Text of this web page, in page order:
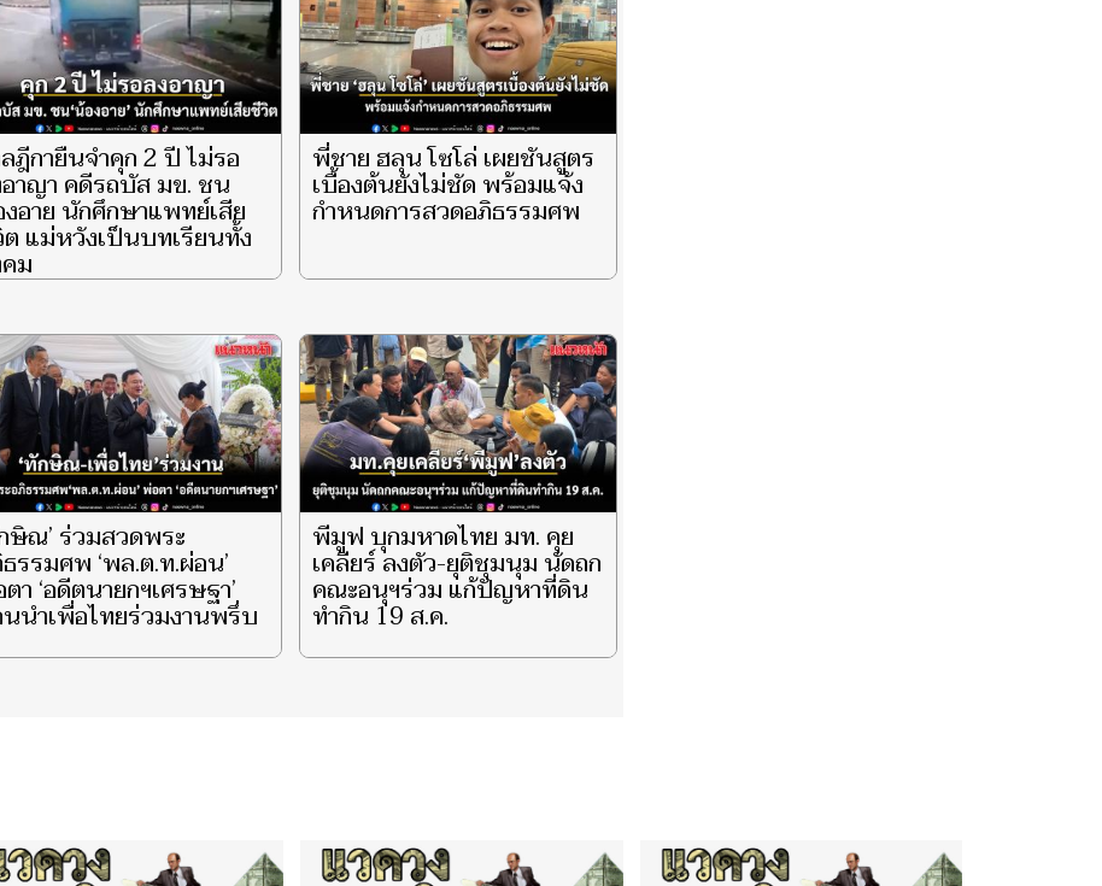
ฎีกายืนจำคุก 2 ปี ไม่รอ
าญา คดีรถบัส มข. ชน
อาย นักศึกษาแพทย์เสีย
แม่หวังเป็นบทเรียนทั้ง
ม
พี่ชาย ฮลุน โซโล่ เผยชันสูตร
เบื้องต้นยังไม่ชัด พร้อมแจ้ง
กำหนดการสวดอภิธรรมศพ
ษิณ’ ร่วมสวดพระ
รรมศพ ‘พล.ต.ท.ผ่อน’
า ‘อดีตนายกฯเศรษฐา’
นำเพื่อไทยร่วมงานพรึ่บ
พีมูฟ บุกมหาดไทย มท. คุย
เคลียร์ ลงตัว-ยุติชุมนุม นัดถก
คณะอนุฯร่วม แก้ปัญหาที่ดิน
ทำกิน 19 ส.ค.